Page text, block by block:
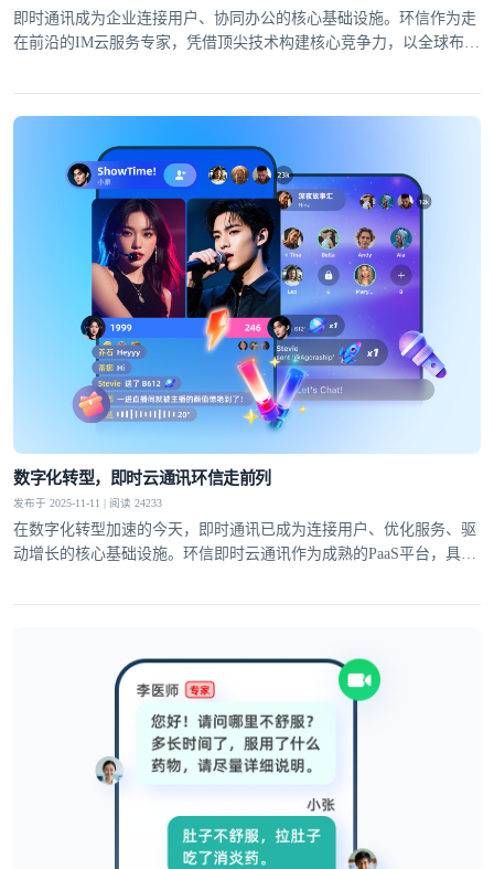
即时通讯成为企业连接用户、协同办公的核心基础设施。环信作为走
在前沿的IM云服务专家，凭借顶尖技术构建核心竞争力，以全球布局
的全球即时通讯解决方案。
数字化转型，即时云通讯环信走前列
发布于 2025-11-11 | 阅读 24233
在数字化转型加速的今天，即时通讯已成为连接用户、优化服务、驱
动增长的核心基础设施。环信即时云通讯作为成熟的PaaS平台，具备
疗、教育等多领域需求，为企业业务创新注入强劲动力。
我已阅读并同意通讯云服务条款和通讯云隐私政策
提交
登录即时通讯云